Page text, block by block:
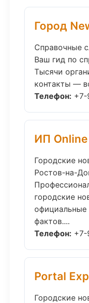
Город
Справочные
Ваш гид по
Тысячи
контакты —
Телефон: +7-
ИП
Городские
Ростов-на-
городские
официальные
фактов....
Телефон: +7-
Portal
Городские